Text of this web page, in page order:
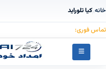
خانه›کیا تلوراید
تماس فوری: